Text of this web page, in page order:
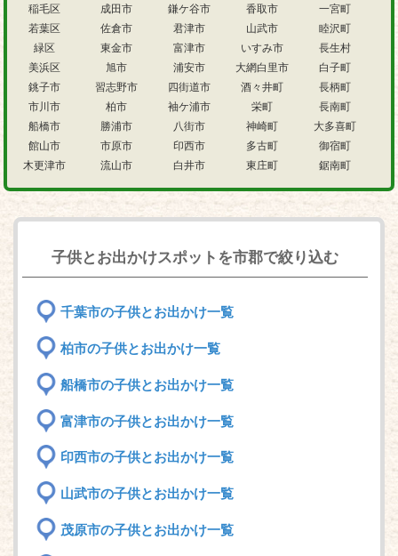
稲毛区
若葉区
緑区
美浜区
銚子市
市川市
船橋市
館山市
木更津市
成田市
佐倉市
東金市
旭市
習志野市
柏市
勝浦市
市原市
流山市
鎌ケ谷市
君津市
富津市
浦安市
四街道市
袖ケ浦市
八街市
印西市
白井市
香取市
山武市
いすみ市
大網白里市
酒々井町
栄町
神崎町
多古町
東庄町
一宮町
睦沢町
長生村
白子町
長柄町
長南町
大多喜町
御宿町
鋸南町
子供とお出かけスポットを市郡で絞り込む
千葉市の子供とお出かけ一覧
柏市の子供とお出かけ一覧
船橋市の子供とお出かけ一覧
富津市の子供とお出かけ一覧
印西市の子供とお出かけ一覧
山武市の子供とお出かけ一覧
茂原市の子供とお出かけ一覧